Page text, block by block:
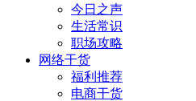
今日之声
生活常识
职场攻略
网络干货
福利推荐
电商干货